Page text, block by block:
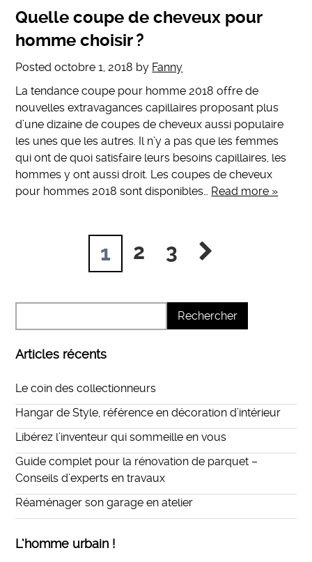
Quelle coupe de cheveux pour
homme choisir ?
Postedoctobre 1, 2018 by Fanny
La tendance coupe pour homme 2018 offre de
nouvelles extravagances capillaires proposant plus
d’une dizaine de coupes de cheveux aussi populaire
les unes que les autres. Il n’y a pas que les femmes
qui ont de quoi satisfaire leurs besoins capillaires, les
hommes y ont aussi droit. Les coupes de cheveux
pour hommes 2018 sont disponibles… Read more »
1 2 3
Articles récents
Le coin des collectionneurs
Hangar de Style, référence en décoration d’intérieur
Libérez l’inventeur qui sommeille en vous
Guide complet pour la rénovation de parquet –
Conseils d’experts en travaux
Réaménager son garage en atelier
L’homme urbain !